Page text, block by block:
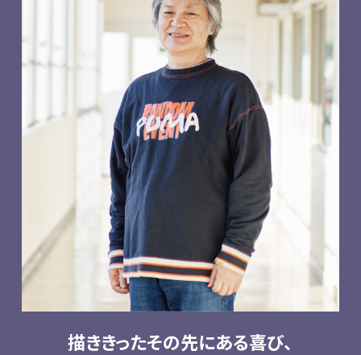
描ききったその先にある喜び、